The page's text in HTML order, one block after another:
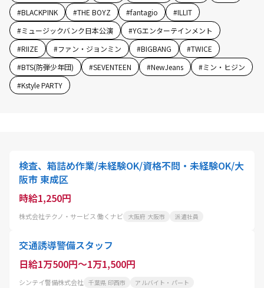
#BLACKPINK #THE BOYZ #fantagio #ILLIT
#ミュージックバンク日本公演 #YGエンターテインメント
#RIIZE #ファン・ジョンミン #BIGBANG #TWICE
#BTS(防弾少年団) #SEVENTEEN #NewJeans #ミン・ヒジン
#Kstyle PARTY
検査、箱詰め作業/未経験OK/資格不問・未経験OK/大
阪市 東成区
時給1,250円
株式会社テクノ・サービス 働くナビ 大阪府 大阪市 派遣社員
交通誘導警備スタッフ
日給1万500円～1万1,500円
シンテイ警備株式会社 千葉県 印西市 アルバイト・パート